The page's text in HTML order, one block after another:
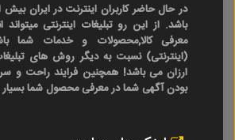
باشد. از این رو تبلیغات اینترنتی
معرفی کالا,محصولات و خدمات شما
(اینترنتی) نسبت به دیگر روش های
ارزان می باشد! همچنین فرایند راحت و
بودن آگهی شما در معرفی محصول شما